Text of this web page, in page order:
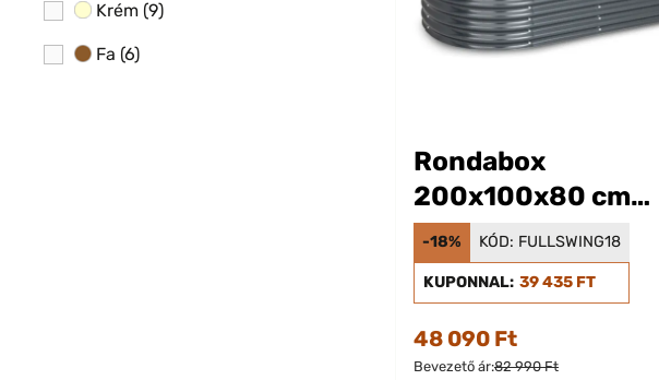
Krém (9)
Fa (6)
Rondabox
200x100x80 cm
Magaságyás
-18% KÓD: FULLSWING18
KUPONNAL: 39 435 FT
48 090 Ft
Bevezető ár:82 990 Ft